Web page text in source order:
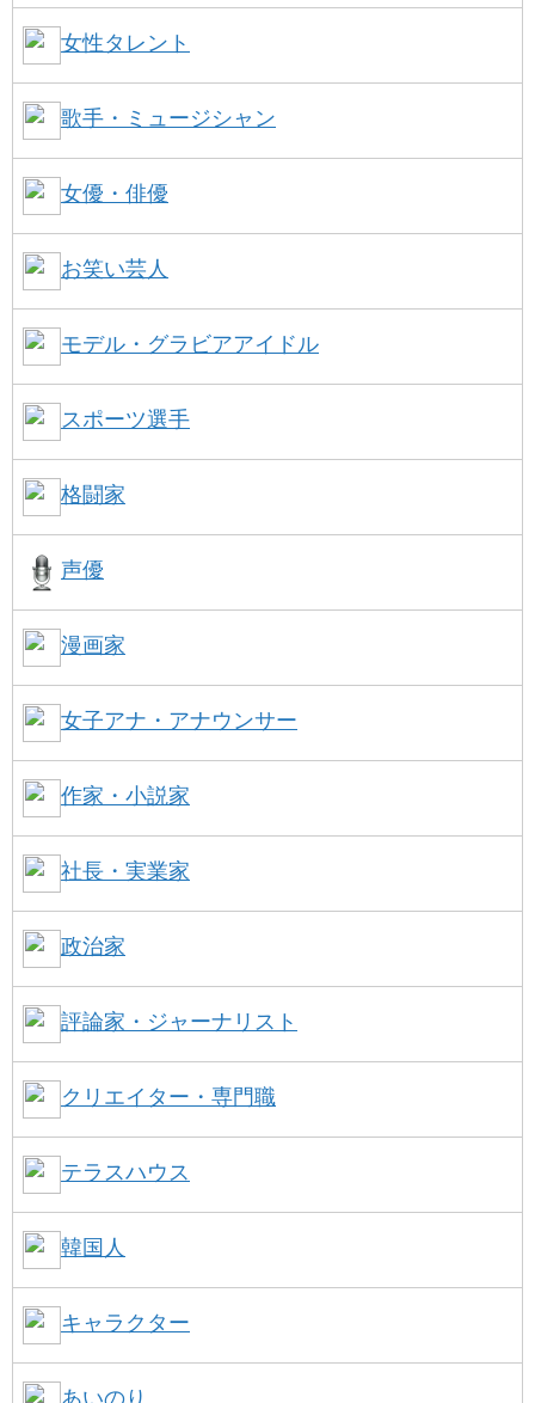
女性タレント
歌手・ミュージシャン
女優・俳優
お笑い芸人
モデル・グラビアアイドル
スポーツ選手
格闘家
声優
漫画家
女子アナ・アナウンサー
作家・小説家
社長・実業家
政治家
評論家・ジャーナリスト
クリエイター・専門職
テラスハウス
韓国人
キャラクター
あいのり